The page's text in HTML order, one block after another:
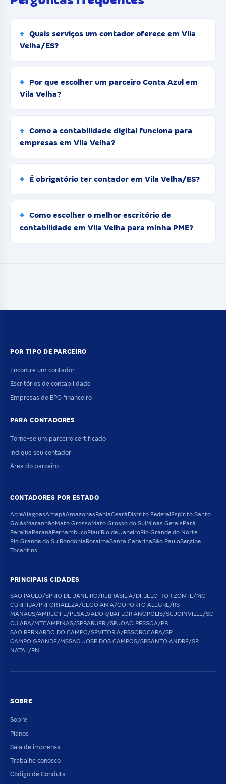
Quais serviços um contador oferece em Vila
Velha/ES?
Por que escolher um parceiro Conta Azul em
Vila Velha?
Como a contabilidade digital funciona para
empresas em Vila Velha?
É obrigatório ter contador em Vila Velha/ES?
Como escolher o melhor escritório de
contabilidade em Vila Velha para minha PME?
POR TIPO DE PARCEIRO
Encontre um contador
Escritórios de contabilidade
Empresas de BPO financeiro
PARA CONTADORES
Torne-se um parceiro certificado
Indique seu contador
Área do parceiro
CONTADORES POR ESTADO
AcreAlagoasAmapáAmazonasBahiaCearáDistrito FederalEspírito Santo
GoiásMaranhãoMato GrossoMato Grosso do SulMinas GeraisPará
ParaíbaParanáPernambucoPiauíRio de JaneiroRio Grande do Norte
Rio Grande do SulRondôniaRoraimaSanta CatarinaSão PauloSergipe
Tocantins
PRINCIPAIS CIDADES
SAO PAULO/SPRIO DE JANEIRO/RJBRASILIA/DFBELO HORIZONTE/MG
CURITIBA/PRFORTALEZA/CEGOIANIA/GOPORTO ALEGRE/RS
MANAUS/AMRECIFE/PESALVADOR/BAFLORIANOPOLIS/SCJOINVILLE/SC
CUIABA/MTCAMPINAS/SPBARUERI/SPJOAO PESSOA/PB
SAO BERNARDO DO CAMPO/SPVITORIA/ESSOROCABA/SP
CAMPO GRANDE/MSSAO JOSE DOS CAMPOS/SPSANTO ANDRE/SP
NATAL/RN
SOBRE
Sobre
Planos
Sala de imprensa
Trabalhe conosco
Código de Conduta